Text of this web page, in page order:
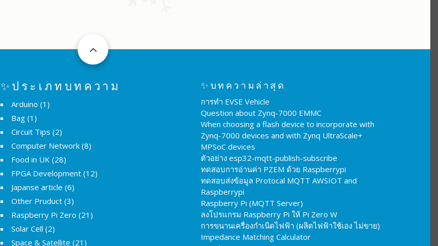
✨ประเภทบทความ
Arduino (1)
Bag (1)
Circuit Tips (2)
Computer Network (8)
Food in UK (28)
FPGA Development (12)
Japanse article (6)
Other Pruduct (3)
Raspberry Pi Zero (21)
Solar Cell (2)
Space & Satellite (21)
✨บทความล่าสุด
การทำ EVSE Vehicle
Question about Zynq-7000 EMMC
When choosing a flash device to incorporate with
Zynq-7000 devices and with Zynq UltraScale+
MPSoC devices
ตัวอย่าง esp32-mqtt-publish-subscribe
ทดสอบการอ่านค่า PZEM ด้วย Raspberrypi
ทดสอบส่งข้อมูล Protocal MQTT AWSIOT and
Raspberrypi
Raspberry Pi (MQTT Server)
ลงโปรแกรม Raspberry Pi ให้ Pi Zero W
การขนานเครื่องกำเนิดไฟฟ้า (ผลิตไฟฟ้าใช้เอง ไม่ขาย)
Impedance Matching Calculator